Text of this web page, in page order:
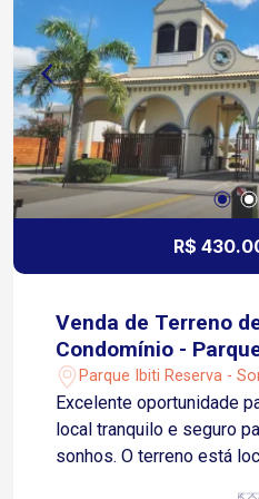
R$
Venda de Terreno
Condomínio -
Parque Ibiti Reserva -
Excelente oportunidade
local tranquilo e seguro
sonhos. O terreno está